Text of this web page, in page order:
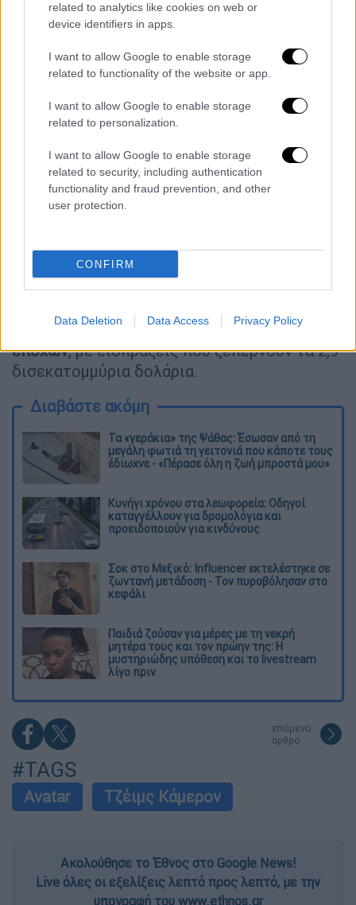
related to analytics like cookies on web or
device identifiers in apps.
I want to allow Google to enable storage
related to functionality of the website or app.
I want to allow Google to enable storage
related to personalization.
I want to allow Google to enable storage
related to security, including authentication
functionality and fraud prevention, and other
user protection.
CONFIRM
Data Deletion Data Access Privacy Policy
Το «Avatar: Fire And Ash»
στις κινηματογραφικές αίθουσες στις 19
Δεκεμβρίου, και αναμένεται να αποτελέσει
ένα από τα μεγαλύτερα κινηματογραφικά
γεγονότα της χρονιάς.
Η ταινία ακολουθεί το «Avatar: The Way of
Water» (2022),το οποίο συγκέντρωσε
περίπου 2,3 δισεκατομμύρια δολάρια
παγκοσμίως, αποσπώντας Όσκαρ Καλύτερων
υποψηφιότητες, μεταξύ των οποίων και για
Καλύτερη Ταινία.
σήμερα η πιο εμπορική ταινία όλων των
εποχών, με εισπράξεις που ξεπερνούν τα 2,9
δισεκατομμύρια δολάρια.
Διαβάστε ακόμη
Τα «γεράκια» της Ψάθας: Έσωσαν από τη
μεγάλη φωτιά τη γειτονιά που κάποτε τους
έδιωχνε - «Πέρασε όλη η ζωή μπροστά μου»
Κυνήγι χρόνου στα λεωφορεία: Οδηγοί
καταγγέλλουν για δρομολόγια και
προειδοποιούν για κινδύνους
Σοκ στο Μεξικό: Influencer εκτελέστηκε σε
ζωντανή μετάδοση - Τον πυροβόλησαν στο
κεφάλι
Παιδιά ζούσαν για μέρες με τη νεκρή
μητέρα τους και τον πρώην της: Η
μυστηριώδης υπόθεση και το livestream
λίγο πριν
επόμενο
άρθρο
#TAGS
Avatar Τζέιμς Κάμερον
Ακολούθησε το Έθνος στο Google News!
Live όλες οι εξελίξεις λεπτό προς λεπτό, με την
υπογραφή του www.ethnos.gr